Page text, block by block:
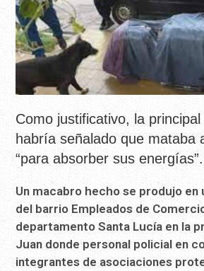
Como justificativo, la
habría señalado que mataba
“para absorber sus energías”.
Un macabro hecho se produjo en
del barrio Empleados de
departamento Santa Lucía en la
Juan donde personal policial en
integrantes de asociaciones